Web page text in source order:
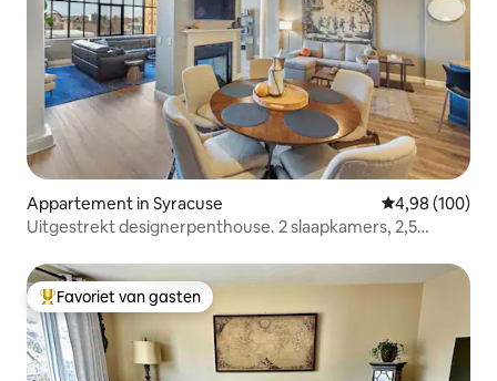
Appartement in Syracuse Gemiddelde
4,98 (100)
Uitgestrekt designerpenthouse. 2 slaapkamers, 2,5
Topfavoriet van gasten
Favoriet van gasten